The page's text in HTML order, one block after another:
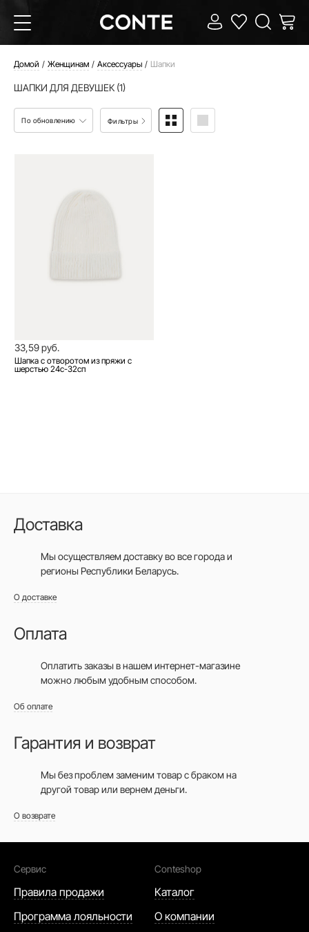
Домой Женщинам Аксессуары Шапки
ШАПКИ ДЛЯ ДЕВУШЕК (1)
По обновлению Фильтры
33,59 руб.
Шапка с отворотом из пряжи с
шерстью 24с-32сп
Доставка
Мы осуществляем доставку во все городаи
регионы Республики Беларусь.
О доставке
Оплата
Оплатить заказы в нашем интернет-магазине
можно любым удобным способом.
Об оплате
Гарантия и возврат
Мы без проблем заменим товар с браком на
другой товар или вернем деньги.
О возврате
Сервис
Правила продажи
Программа лояльности
Conteshop
Каталог
О компании